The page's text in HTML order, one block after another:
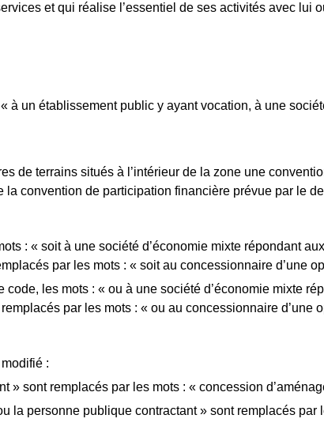
et qui réalise l’essentiel de ses activités avec lui
à un établissement public y ayant vocation, à une
de terrains situés à l’intérieur de la zone une
convention de participation financière prévue par le
: « soit à une société d’économie mixte répondant
par les mots : « soit au concessionnaire d’une
code, les mots : « ou à une société d’économie mixte
par les mots : « ou au concessionnaire d’une
:
» sont remplacés par les mots : « concession
la personne publique contractant » sont remplacés par